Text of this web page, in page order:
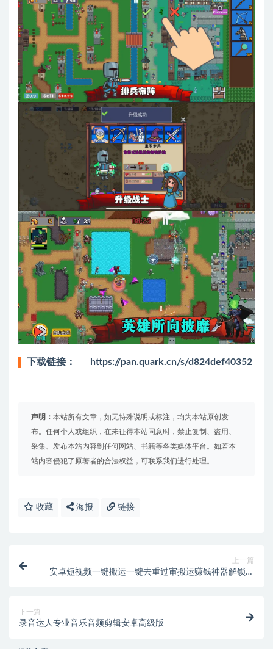
下载链接： https://pan.quark.cn/s/d824def40352
声明： 本站所有文章，如无特殊说明或标注，均为本站原创发
布。任何个人或组织，在未征得本站同意时，禁止复制、盗用、
采集、发布本站内容到任何网站、书籍等各类媒体平台。如若本
站内容侵犯了原著者的合法权益，可联系我们进行处理。
收藏 海报 链接
上一篇
安卓短视频一键搬运一键去重过审搬运赚钱神器解锁永
下一篇
录音达人专业音乐音频剪辑安卓高级版